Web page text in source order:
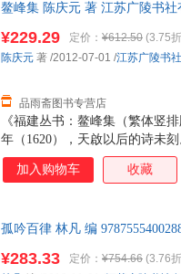
鳌峰集 陈庆元 著 江苏广陵书
《福建丛书：鳌峰集（繁体竖
年（1620），天啟以后的诗未
册流传至今，但是这部稿本十
作和生活的全貌。
¥229.29 定价： ¥612.50 (3.75
品雨斋图书专营店
陈庆元 著 /2012-07-01 /江苏广陵书
加入购物车 收藏
孤吟百律 林凡 编
¥283.33 定价： ¥754.66 (3.76